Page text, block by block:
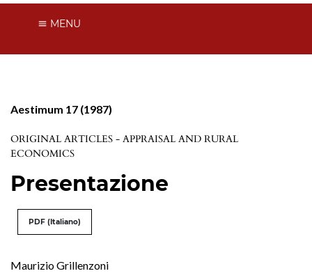
MENU
Aestimum 17 (1987)
ORIGINAL ARTICLES - APPRAISAL AND RURAL
ECONOMICS
Presentazione
PDF (Italiano)
Maurizio Grillenzoni